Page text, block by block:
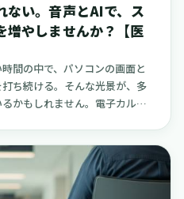
術的な話ではなく、実際に導
護部長、事務長、人事担当者
ちでもできそうだ」と感じら
ジと、そのための安心材料を
います。
ない。音声とAIで、ス
増やしませんか？【医
間の中で、パソコンの画面と
ち続ける。そんな光景が、多
かもしれません。電子カルテ
況を少しでも和らげる方法と
よる要約」の技術に静かな注
師や看護師が話した言葉を自